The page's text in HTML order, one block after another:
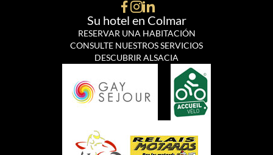
Su hotel en Colmar
RESERVAR UNA HABITACIÓN
CONSULTE NUESTROS SERVICIOS
DESCUBRIR ALSACIA